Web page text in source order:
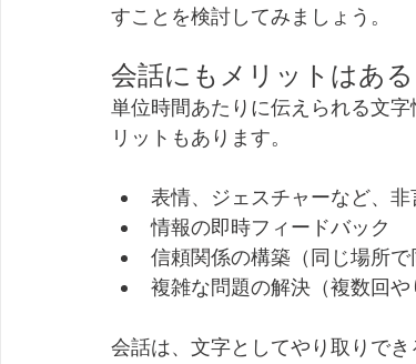
すことを検討してみましょう。
会話にもメリットはある
単位時間あたりに伝えられる文
リットもあります。
表情、ジェスチャーなど、非
情報の即時フィードバック
信頼関係の構築（同じ場所で
複雑な問題の解決（複数回や
会話は、文字としてやり取りで